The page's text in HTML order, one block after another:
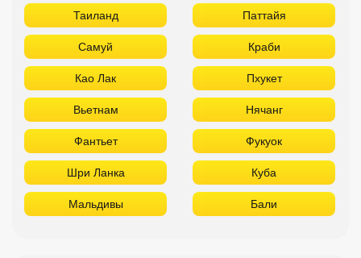
Таиланд Паттайя
Самуй Краби
Као Лак Пхукет
Вьетнам Нячанг
Фантьет Фукуок
Шри Ланка Куба
Мальдивы Бали